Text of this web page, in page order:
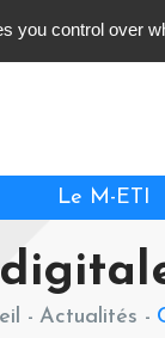
Le M-ETI
- Actualités -
you control over